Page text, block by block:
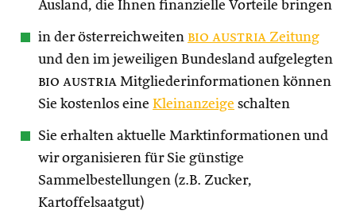
Ausland, die Ihnen finanzielle Vorteile bringen
in der österreichweiten bio austria Zeitung
und den im jeweiligen Bundesland aufgelegten
bio austria Mitgliederinformationen können
Sie kostenlos eine Kleinanzeige schalten
Sie erhalten aktuelle Marktinformationen und
wir organisieren für Sie günstige
Sammelbestellungen (z.B. Zucker,
Kartoffelsaatgut)